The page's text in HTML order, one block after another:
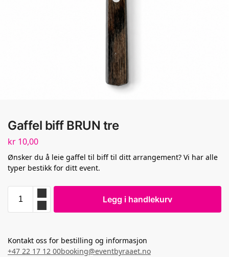
Gaffel biff BRUN tre
kr 10,00
Ønsker du å leie gaffel til biff til ditt arrangement? Vi har alle
typer bestikk for ditt event.
Legg i handlekurv
Kontakt oss for bestilling og informasjon
+47 22 17 12 00booking@eventbyraaet.no